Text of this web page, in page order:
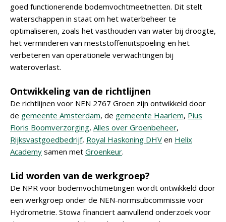
goed functionerende bodemvochtmeetnetten. Dit stelt
waterschappen in staat om het waterbeheer te
optimaliseren, zoals het vasthouden van water bij droogte,
het verminderen van meststoffenuitspoeling en het
verbeteren van operationele verwachtingen bij
wateroverlast.
Ontwikkeling van de richtlijnen
De richtlijnen voor NEN 2767 Groen zijn ontwikkeld door
de gemeente Amsterdam, de gemeente Haarlem, Pius
Floris Boomverzorging, Alles over Groenbeheer,
Rijksvastgoedbedrijf, Royal Haskoning DHV en Helix
Academy samen met Groenkeur.
Lid worden van de werkgroep?
De NPR voor bodemvochtmetingen wordt ontwikkeld door
een werkgroep onder de NEN-normsubcommissie voor
Hydrometrie. Stowa financiert aanvullend onderzoek voor